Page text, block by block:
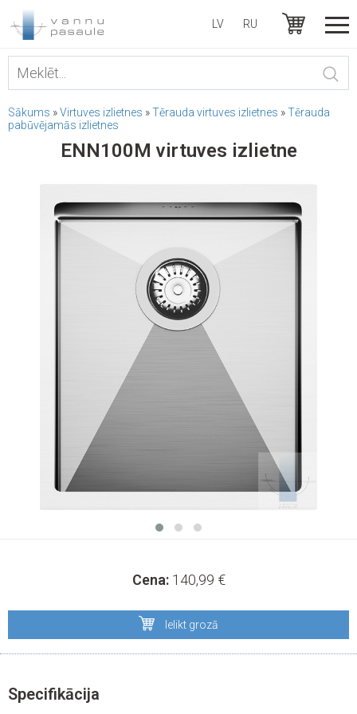
LV RU
Sākums »Virtuves izlietnes »Tērauda virtuves izlietnes »Tērauda
pabūvējamās izlietnes
ENN100M virtuves izlietne
Cena: 140,99 €
Ielikt grozā
Specifikācija